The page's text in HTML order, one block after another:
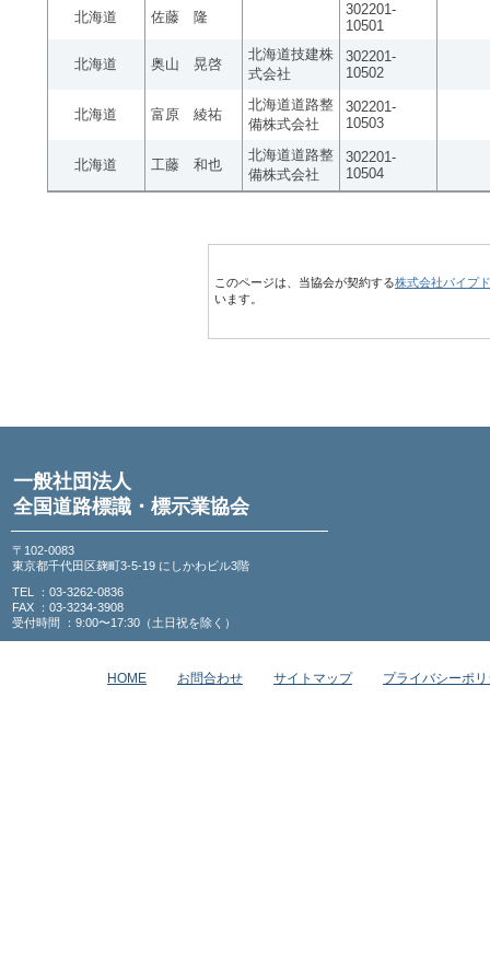
北海道 佐藤 隆
302201-
10501
北海道 奥山 晃啓
北海道技建株
式会社
302201-
10502
北海道 富原 綾祐
北海道道路整
備株式会社
302201-
10503
北海道 工藤 和也
北海道道路整
備株式会社
302201-
10504
このページは、当協会が契約する株式会社パイプ
います。
一般社団法人
全国道路標識・標示業協会
〒102-0083
東京都千代田区麹町3-5-19 にしかわビル3階
TEL ：03-3262-0836
FAX ：03-3234-3908
受付時間 ：9:00〜17:30（土日祝を除く）
HOME お問合わせ サイトマップ プライバシーポ